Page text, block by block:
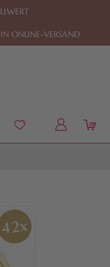
Zum Footer springen
ONLINE-VERSAND